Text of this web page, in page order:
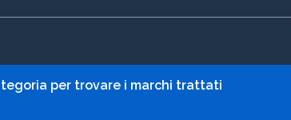
per trovare i marchi trattati